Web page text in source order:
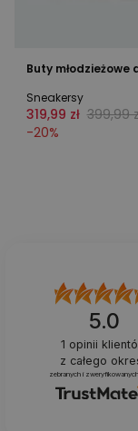
Buty
Sneakersy
319,99 zł 399,99
-20%
5.0
1 opinii
z całego
zebranych i